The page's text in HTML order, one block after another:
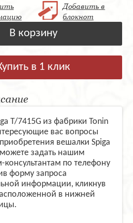
Добавить в
блокнот
В корзину
в 1 клик
T/7415G из фабрики Tonin
вас вопросы
вешалки Spiga
задать нашим
по телефону
форму запроса
информации, кликнув
в нижней